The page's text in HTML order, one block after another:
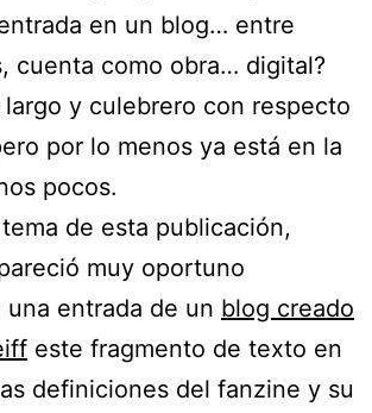
en un blog… entre
cuenta como obra… digital?
largo y culebrero con respecto
por lo menos ya está en la
pocos.
de esta publicación,
muy oportuno
entrada de un blog creado
este fragmento de texto en
definiciones del fanzine y su